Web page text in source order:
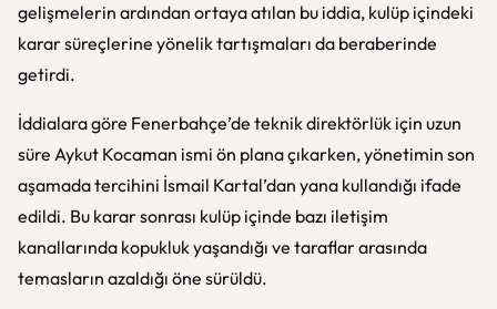
gelişmelerin ardından ortaya atılan bu iddia, kulüp içindeki
karar süreçlerine yönelik tartışmaları da beraberinde
getirdi.
İddialara göre Fenerbahçe’de teknik direktörlük için uzun
süre Aykut Kocaman ismi ön plana çıkarken, yönetimin son
aşamada tercihini İsmail Kartal’dan yana kullandığı ifade
edildi. Bu karar sonrası kulüp içinde bazı iletişim
kanallarında kopukluk yaşandığı ve taraflar arasında
temasların azaldığı öne sürüldü.